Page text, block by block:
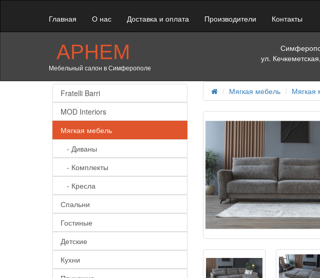
Главная О нас Доставка и оплата Производители Контакты
АРНЕМ
Мебельный салон в Симферополе
ул.
Fratelli Barri
MOD Interiors
Мягкая мебель
- Диваны
- Комплекты
- Кресла
Спальни
Гостиные
Детские
Кухни
Мягкая мебель Мягкая